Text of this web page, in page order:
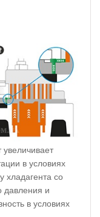
в условиях
хладагента со
давления и
в условиях